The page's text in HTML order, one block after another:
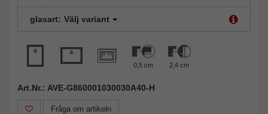
glasart: Välj variant
0,5 cm 2,4 cm
Art.Nr.: AVE-G860001030030A40-H
Fråga om artikeln